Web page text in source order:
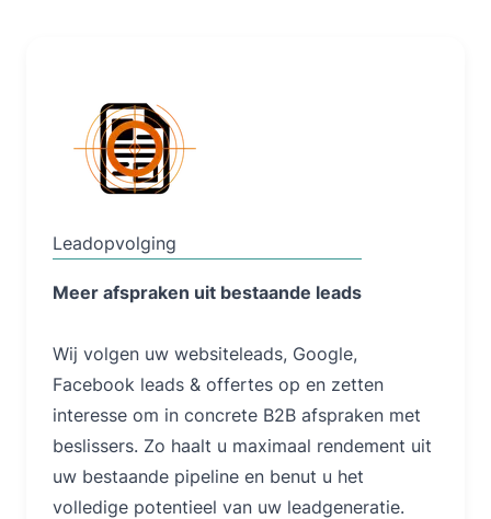
Leadopvolging
Meer afspraken uit bestaande leads
Wij volgen uw websiteleads, Google,
Facebook leads & offertes op en zetten
interesse om in concrete B2B afspraken met
beslissers. Zo haalt u maximaal rendement uit
uw bestaande pipeline en benut u het
volledige potentieel van uw leadgeneratie.